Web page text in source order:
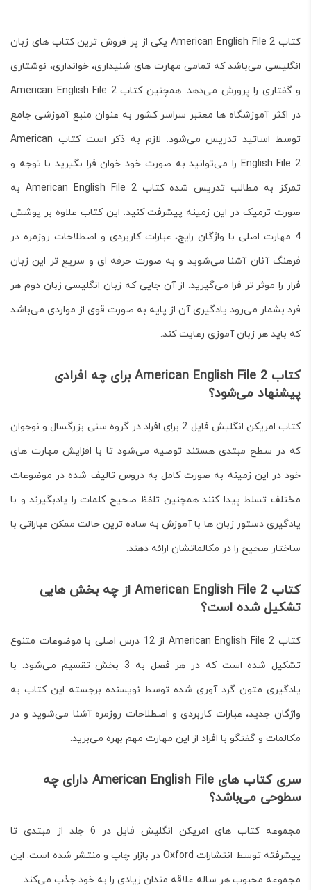
کتاب American English File 2 یکی از پر فروش ترین کتاب های زبان
انگلیسی می‌باشد که تمامی مهارت های شنیداری، خوانداری، نوشتاری
و گفتاری را پرورش می‌دهد. همچنین کتاب American English File 2
در اکثر آموزشگاه ها معتبر سراسر کشور به عنوان منبع آموزشی جامع
توسط اساتید تدریس می‌شود. لازم به ذکر است کتاب American
English File 2 را می‌توانید به صورت خود خوان فرا بگیرید با توجه و
تمرکز به مطالب تدریس شده کتاب American English File 2 به
صورت ترمیک در این زمینه پیشرفت کنید. این کتاب علاوه بر پوشش
4 مهارت اصلی با واژگان رایج، عبارات کاربردی و اصطلاحات روزمره در
فرهنگ آنان آشنا می‌شوید و به صورت حرفه ای و سریع تر این زبان
فرار را موثر تر فرا می‌گیرید. از آن جایی که زبان انگلیسی زبان دوم هر
فرد بشمار می‌رود یادگیری آن از پایه به صورت قوی از مواردی می‌باشد
که باید هر زبان آموزی رعایت کند.
کتاب American English File 2 برای چه افرادی
پیشنهاد می‌شود؟
کتاب امریکن انگلیش فایل 2 برای افراد در گروه سنی بزرگسال و نوجوان
که در سطح مبتدی هستند توصیه می‌شود تا با افزایش مهارت های
خود در این زمینه به صورت کامل به دروس تالیف شده در موضوعات
مختلف تسلط پیدا کنند همچنین تلفظ صحیح کلمات را یادبگیرند و با
یادگیری دستور زبان ها با آموزش به ساده ترین حالت ممکن عباراتی با
ساختار صحیح را در مکالماتشان ارائه دهند.
کتاب American English File 2 از چه بخش هایی
تشکیل شده است؟
کتاب American English File 2 از 12 درس اصلی با موضوعات متنوع
تشکیل شده است که در هر فصل به 3 بخش تقسیم می‌شود. با
یادگیری متون گرد آوری شده توسط نویسنده برجسته این کتاب به
واژگان جدید، عبارات کاربردی و اصطلاحات روزمره آشنا می‌شوید و در
مکالمات و گفتگو با افراد از این مهارت مهم بهره می‌برید.
سری کتاب های American English File دارای چه
سطوحی می‌باشد؟
مجموعه کتاب های امریکن انگلیش فایل در 6 جلد از مبتدی تا
پیشرفته توسط انتشارات Oxford در بازار چاپ و منتشر شده است. این
مجموعه محبوب هر ساله علاقه مندان زیادی را به خود جذب می‌کند.